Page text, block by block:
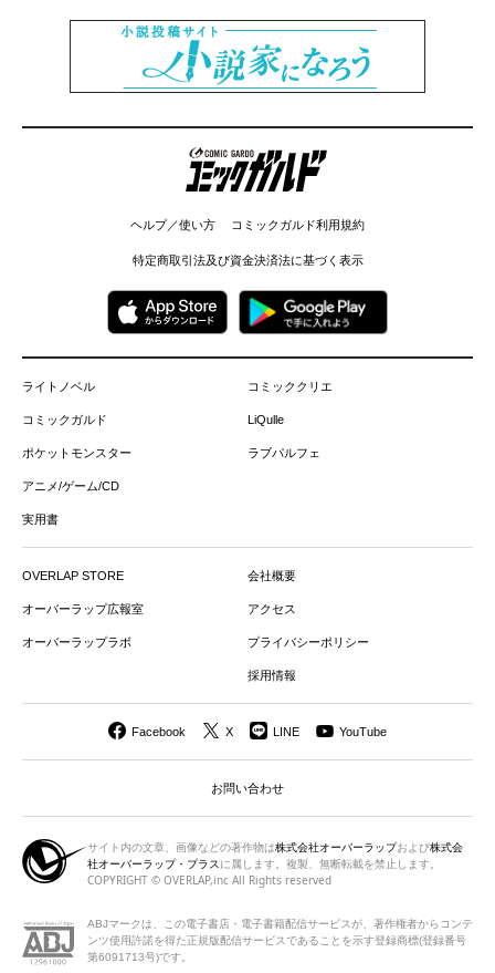
コミックガルド
ヘルプ／使い方 コミックガルド利用規約
特定商取引法及び資金決済法に基づく表示
ライトノベル
コミックガルド
ポケットモンスター
アニメ/ゲーム/CD
実用書
コミッククリエ
LiQulle
ラブパルフェ
OVERLAP STORE
オーバーラップ広報室
オーバーラップラボ
会社概要
アクセス
プライバシーポリシー
採用情報
Facebook X LINE YouTube
お問い合わせ
サイト内の文章、画像などの著作物は株式会社オーバーラップおよび株式会
社オーバーラップ・プラス に属します。複製、無断転載を禁止します。
COPYRIGHT © OVERLAP,inc All Rights reserved
ABJマークは、この電子書店・電子書籍配信サービスが、著作権者からコンテ
ンツ使用許諾を得た正規版配信サービスであることを示す登録商標(登録番号
第6091713号)です。